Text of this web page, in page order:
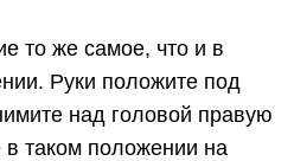
то же самое, что и в
Руки положите под
над головой правую
в таком положении на